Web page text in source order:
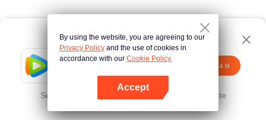
Tencent Video
Abra o
Se falhar, por favor Clique aqui tente novamente
Abra o programa
By using the website, you are agreeing to our
Privacy Policy and the use of cookies in
accordance with our Cookie Policy.
Accept